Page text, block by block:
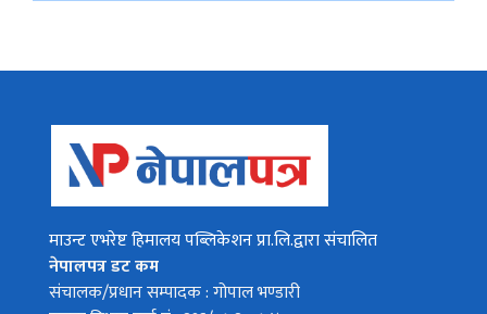
माउन्ट एभरेष्ट हिमालय पब्लिकेशन प्रा.लि.द्वारा संचालित
नेपालपत्र डट कम
संचालक/प्रधान सम्पादक : गोपाल भण्डारी